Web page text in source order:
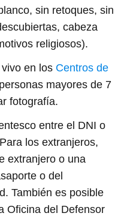
sin retoques, sin
cabeza
religiosos).
en los Centros de
mayores de 7
fotografía.
entre el DNI o
los extranjeros,
extranjero o una
o del
También es posible
Oficina del Defensor